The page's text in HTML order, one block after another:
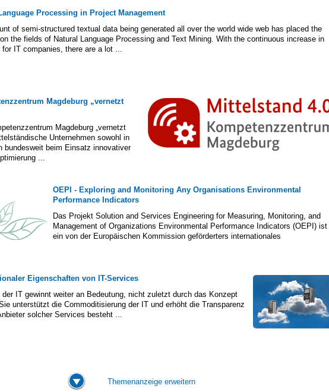
Processing in Project Management
of semi-structured textual data being generated all over the world wide web has placed the
the fields of Natural Language Processing and Text Mining. With the continuous increase in
for IT companies, there are a lot ...
Magdeburg „vernetzt
Magdeburg „vernetzt
Unternehmen sowohl in
bundesweit beim Einsatz innovativer
...
OEPI - Exploring and Monitoring Any Organisations Environmental
Performance Indicators
Das Projekt Solution and Services Engineering for Measuring, Monitoring, and
Management of Organizations Environmental Performance Indicators (OEPI) ist
ein von der Europäischen Kommission geförderters internationales
Eigenschaften von IT-Services
der IT gewinnt weiter an Bedeutung, nicht zuletzt durch das Konzept
unterstützt die Commoditisierung der IT und erhöht die Transparenz
solcher Services besteht ...
Themenanzeige erweitern